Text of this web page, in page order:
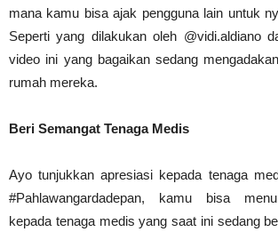
mana kamu bisa ajak pengguna lain untuk
Seperti yang dilakukan oleh @vidi.aldiano
video ini yang bagaikan sedang
rumah mereka.
Beri Semangat Tenaga Medis
Ayo tunjukkan apresiasi kepada tenaga
#Pahlawangardadepan, kamu bisa
kepada tenaga medis yang saat ini sedang